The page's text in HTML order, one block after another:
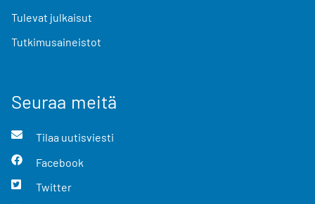
Tulevat julkaisut
Tutkimusaineistot
Seuraa meitä
Tilaa uutisviesti
Facebook
Twitter